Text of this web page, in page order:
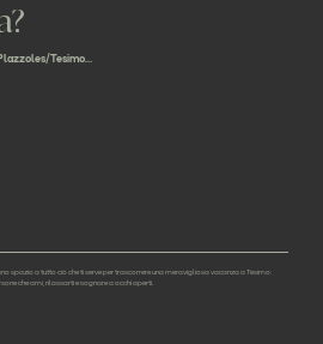
Tesimo…
spazio a tutto ciò che ti serve per trascorrere una meravigliosa vacanza a Tesimo:
che ami, rilassarti e sognare a occhi aperti.